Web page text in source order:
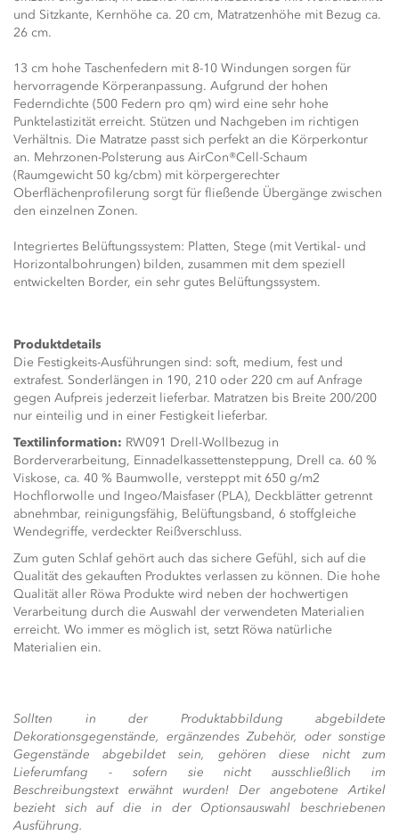
und Sitzkante, Kernhöhe ca. 20 cm, Matratzenhöhe mit Bezug ca.
26 cm.
13 cm hohe Taschenfedern mit 8-10 Windungen sorgen für
hervorragende Körperanpassung. Aufgrund der hohen
Federndichte (500 Federn pro qm) wird eine sehr hohe
Punktelastizität erreicht. Stützen und Nachgeben im richtigen
Verhältnis. Die Matratze passt sich perfekt an die Körperkontur
an. Mehrzonen-Polsterung aus AirCon®Cell-Schaum
(Raumgewicht 50 kg/cbm) mit körpergerechter
Oberflächenprofilerung sorgt für fließende Übergänge zwischen
den einzelnen Zonen.
Integriertes Belüftungssystem: Platten, Stege (mit Vertikal- und
Horizontalbohrungen) bilden, zusammen mit dem speziell
entwickelten Border, ein sehr gutes Belüftungssystem.
Produktdetails
Die Festigkeits-Ausführungen sind: soft, medium, fest und
extrafest. Sonderlängen in 190, 210 oder 220 cm auf Anfrage
gegen Aufpreis jederzeit lieferbar. Matratzen bis Breite 200/200
nur einteilig und in einer Festigkeit lieferbar.
Textilinformation: RW091 Drell-Wollbezug in
Borderverarbeitung, Einnadelkassettensteppung, Drell ca. 60 %
Viskose, ca. 40 % Baumwolle, versteppt mit 650 g/m2
Hochflorwolle und Ingeo/Maisfaser (PLA), Deckblätter getrennt
abnehmbar, reinigungsfähig, Belüftungsband, 6 stoffgleiche
Wendegriffe, verdeckter Reißverschluss.
Zum guten Schlaf gehört auch das sichere Gefühl, sich auf die
Qualität des gekauften Produktes verlassen zu können. Die hohe
Qualität aller Röwa Produkte wird neben der hochwertigen
Verarbeitung durch die Auswahl der verwendeten Materialien
erreicht. Wo immer es möglich ist, setzt Röwa natürliche
Materialien ein.
Sollten in der Produktabbildung abgebildete
Dekorationsgegenstände, ergänzendes Zubehör, oder sonstige
Gegenstände abgebildet sein, gehören diese nicht zum
Lieferumfang - sofern sie nicht ausschließlich im
Beschreibungstext erwähnt wurden! Der angebotene Artikel
bezieht sich auf die in der Optionsauswahl beschriebenen
Ausführung.